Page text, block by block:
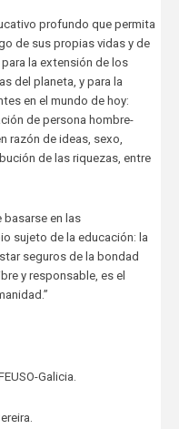
profundo que permita
de sus propias vidas y de
la extensión de los
del planeta, y para la
en el mundo de hoy:
de persona hombre-
razón de ideas, sexo,
de las riquezas, entre
en las
sujeto de la educación: la
seguros de la bondad
y responsable, es el
Galicia.